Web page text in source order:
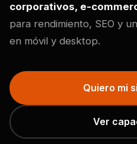
corporativos, e-
para rendimiento, SEO y
en móvil y desktop.
Quiero mi
Ver